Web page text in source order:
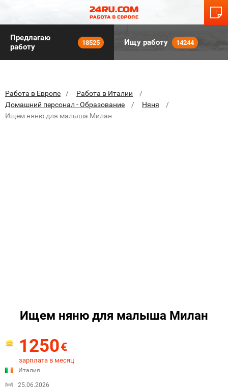
Предлагаю
работу
18525 Ищу работу 14244
Работа в Европе
Работа в Италии
Домашний персонал - Образование
Няня
Ищем няню для малыша Милан
Ищем няню для малыша Милан
1250€
зарплата в месяц
Италия
25.06.2026